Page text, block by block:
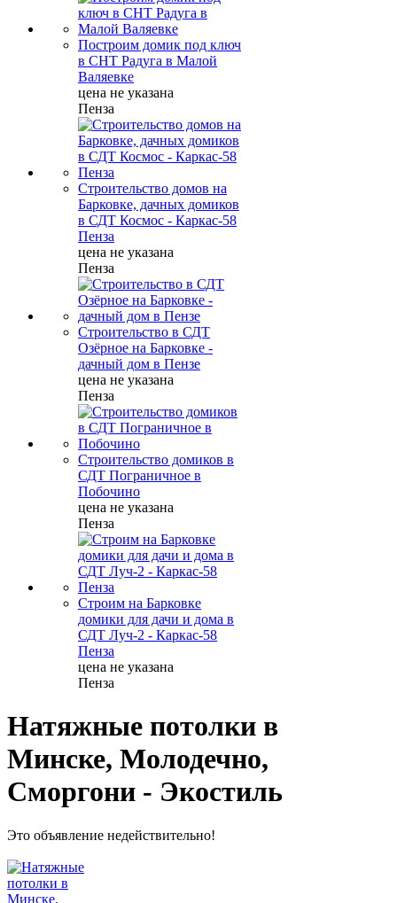
Построим домик под ключ
в СНТ Радуга в Малой
Валяевке
цена не указана
Пенза
Строительство домов на
Барковке, дачных домиков
в СДТ Космос - Каркас-58
Пенза
цена не указана
Пенза
Строительство в СДТ
Озёрное на Барковке -
дачный дом в Пензе
цена не указана
Пенза
Строительство домиков в
СДТ Пограничное в
Побочино
цена не указана
Пенза
Строим на Барковке
домики для дачи и дома в
СДТ Луч-2 - Каркас-58
Пенза
цена не указана
Пенза
Натяжные потолки в
Минске, Молодечно,
Сморгони - Экостиль
Это объявление недействительно!